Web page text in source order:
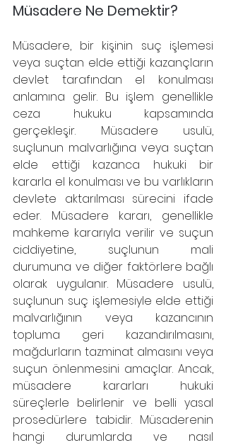
Müsadere Ne Demektir?
Müsadere, bir kişinin suç işlemesi
veya suçtan elde ettiği kazançların
devlet tarafından el konulması
anlamına gelir. Bu işlem genellikle
ceza hukuku kapsamında
gerçekleşir. Müsadere usulü,
suçlunun malvarlığına veya suçtan
elde ettiği kazanca hukuki bir
kararla el konulması ve bu varlıkların
devlete aktarılması sürecini ifade
eder. Müsadere kararı, genellikle
mahkeme kararıyla verilir ve suçun
ciddiyetine, suçlunun mali
durumuna ve diğer faktörlere bağlı
olarak uygulanır. Müsadere usulü,
suçlunun suç işlemesiyle elde ettiği
malvarlığının veya kazancının
topluma geri kazandırılmasını,
mağdurların tazminat almasını veya
suçun önlenmesini amaçlar. Ancak,
müsadere kararları hukuki
süreçlerle belirlenir ve belli yasal
prosedürlere tabidir. Müsaderenin
hangi durumlarda ve nasıl